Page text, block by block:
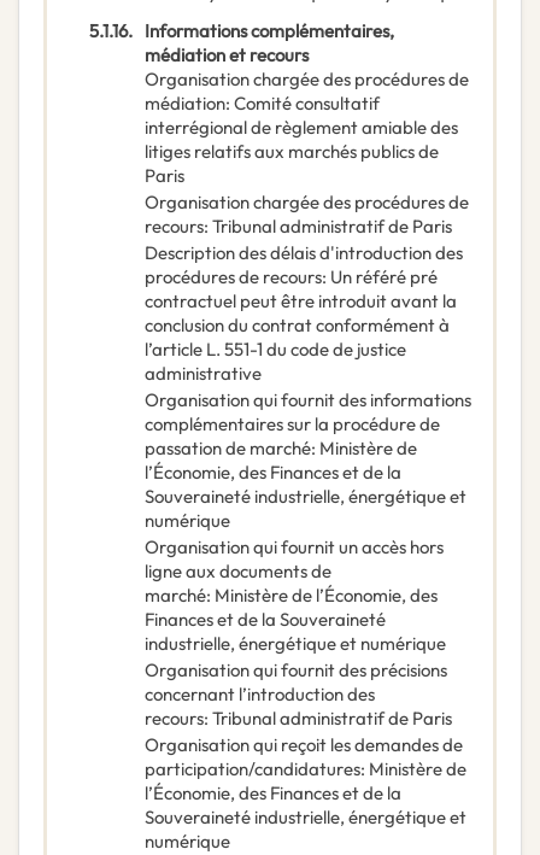
5.1.16. Informations complémentaires,
médiation et recours
Organisation chargée des procédures de
médiation: Comité consultatif
interrégional de règlement amiable des
litiges relatifs aux marchés publics de
Paris
Organisation chargée des procédures de
recours: Tribunal administratif de Paris
Description des délais d'introduction des
procédures de recours: Un référé pré
contractuel peut être introduit avant la
conclusion du contrat conformément à
l’article L. 551-1 du code de justice
administrative
Organisation qui fournit des informations
complémentaires sur la procédure de
passation de marché: Ministère de
l’Économie, des Finances et de la
Souveraineté industrielle, énergétique et
numérique
Organisation qui fournit un accès hors
ligne aux documents de
marché: Ministère de l’Économie, des
Finances et de la Souveraineté
industrielle, énergétique et numérique
Organisation qui fournit des précisions
concernant l’introduction des
recours: Tribunal administratif de Paris
Organisation qui reçoit les demandes de
participation/candidatures: Ministère de
l’Économie, des Finances et de la
Souveraineté industrielle, énergétique et
numérique